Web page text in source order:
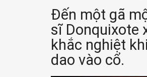
Đến một gã
sĩ Donquixote
khắc nghiệt
dao vào cổ.